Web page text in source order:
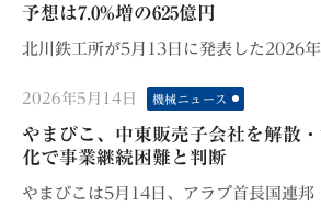
予想は7.0%増の625億円
北川鉄工所が5月13日に発表した2026
Posted
on
2026年5月14日 機械ニュース
やまびこ、中東販売子会社を解散
化で事業継続困難と判断
やまびこは5月14日、アラブ首長国連邦